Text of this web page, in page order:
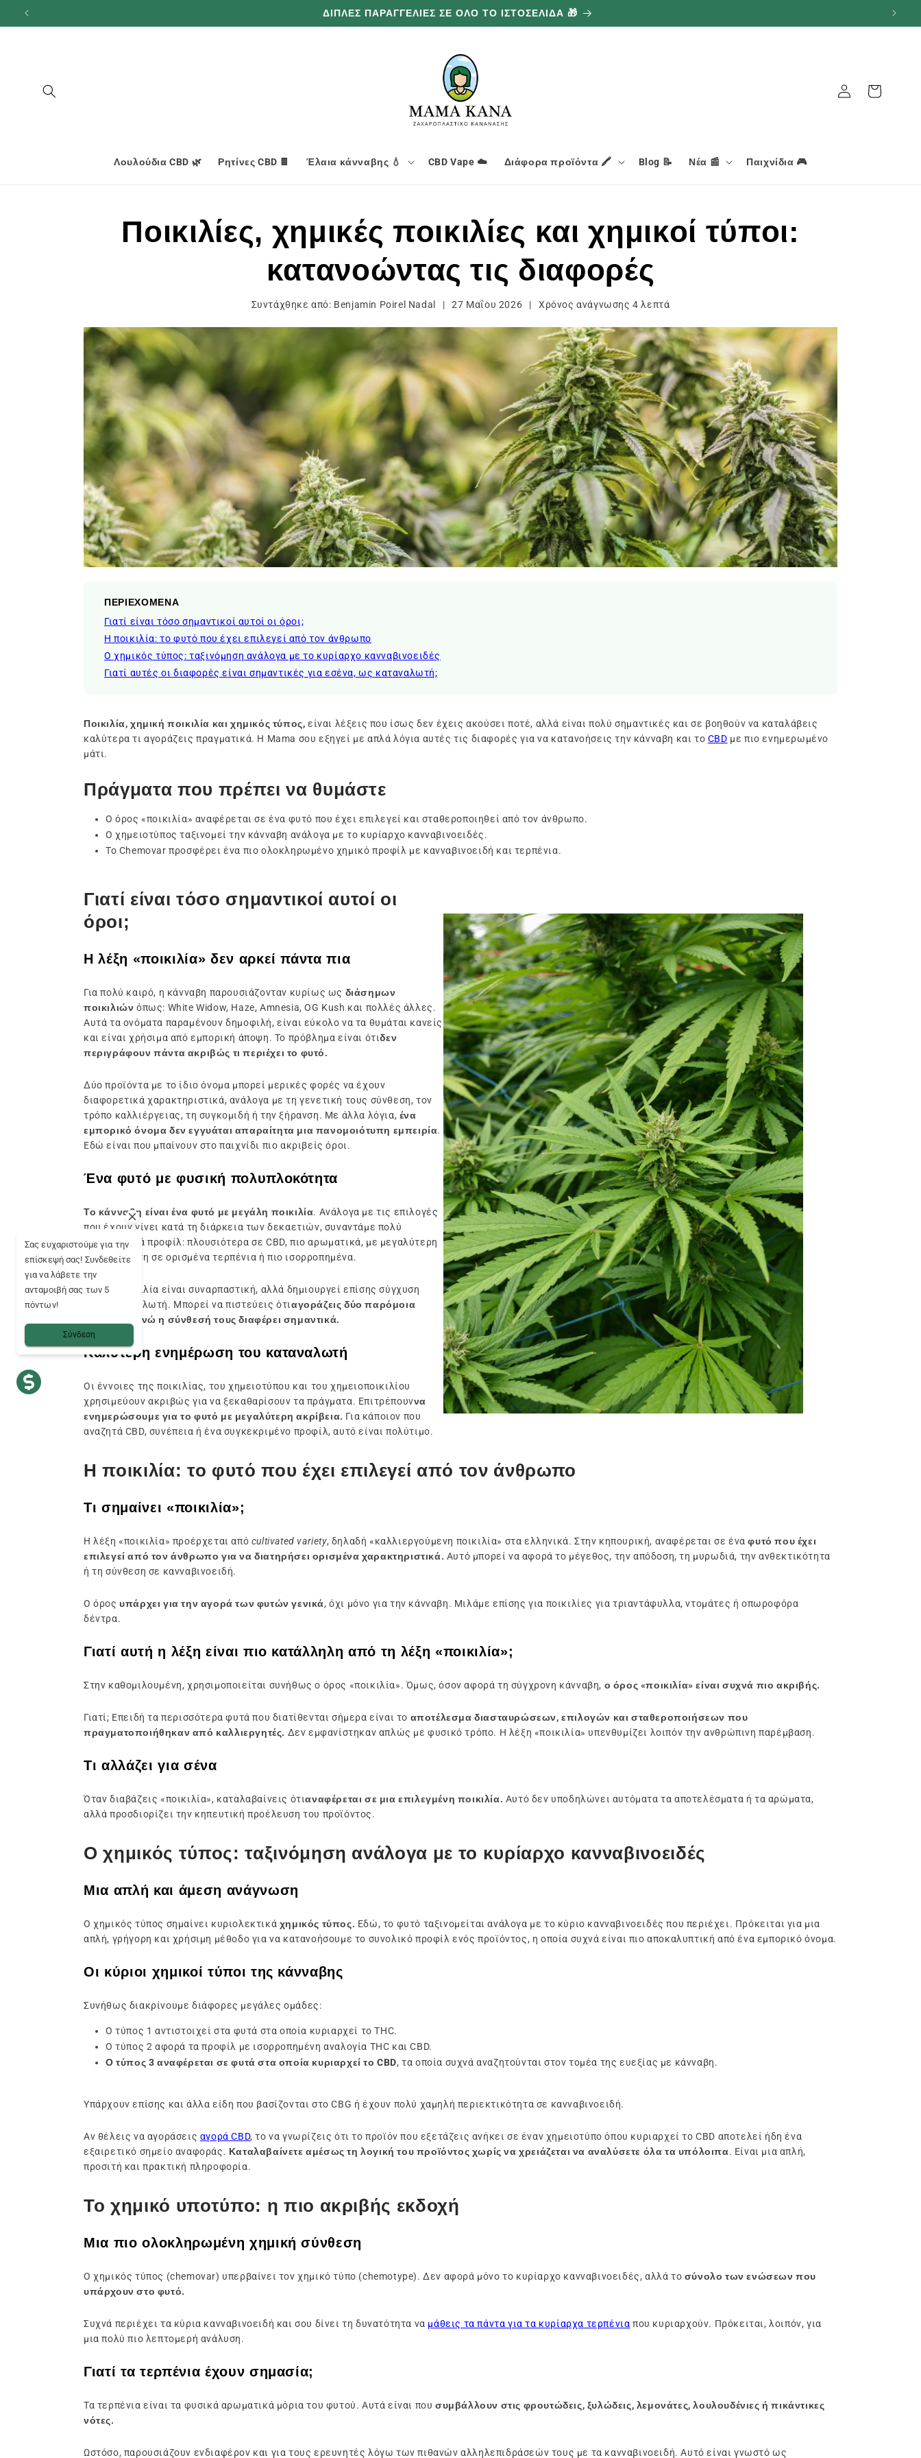
προχωρήστε
στο
ΔΙΠΛΕΣ ΠΑΡΑΓΓΕΛΙΕΣ ΣΕ ΟΛΟ ΤΟ ΙΣΤΟΣΕΛΙΔΑ 🎁
Λουλούδια CBD 🌿 Ρητίνες CBD 🍫 Έλαια κάνναβης 💧 CBD Vape ☁️ Διάφορα προϊόντα 🖍️ Blog 📝 Νέα 📰 Παιχνίδια 🎮
Σύνδεση Καλάθι
Ποικιλίες, χημικές ποικιλίες και χημικοί τύποι:
κατανοώντας τις διαφορές
Συντάχθηκε από: Benjamin Poirel Nadal | 27 Μαΐου 2026 | Χρόνος ανάγνωσης4 λεπτά
ΠΕΡΙΕΧΟΜΕΝΑ
Γιατί είναι τόσο σημαντικοί αυτοί οι όροι;
Η ποικιλία: το φυτό που έχει επιλεγεί από τον άνθρωπο
Ο χημικός τύπος: ταξινόμηση ανάλογα με το κυρίαρχο κανναβινοειδές
Γιατί αυτές οι διαφορές είναι σημαντικές για εσένα, ως καταναλωτή;
Ποικιλία, χημική ποικιλία και χημικός τύπος, είναι λέξεις που ίσως δεν έχεις ακούσει ποτέ, αλλά είναι πολύ σημαντικές και σε βοηθούν να καταλάβεις
καλύτερα τι αγοράζεις πραγματικά. Η Mama σου εξηγεί με απλά λόγια αυτές τις διαφορές για να κατανοήσεις την κάνναβη και το CBD με πιο ενημερωμένο
μάτι.
Πράγματα που πρέπει να θυμάστε
Ο όρος «ποικιλία» αναφέρεται σε ένα φυτό που έχει επιλεγεί και σταθεροποιηθεί από τον άνθρωπο.
Ο χημειοτύπος ταξινομεί την κάνναβη ανάλογα με το κυρίαρχο κανναβινοειδές.
Το Chemovar προσφέρει ένα πιο ολοκληρωμένο χημικό προφίλ με κανναβινοειδή και τερπένια.
Γιατί είναι τόσο σημαντικοί αυτοί οι
όροι;
Η λέξη «ποικιλία» δεν αρκεί πάντα πια
Για πολύ καιρό, η κάνναβη παρουσιάζονταν κυρίως ως διάσημων
ποικιλιών όπως: White Widow, Haze, Amnesia, OG Kush και πολλές άλλες.
Αυτά τα ονόματα παραμένουν δημοφιλή, είναι εύκολο να τα θυμάται κανείς
και είναι χρήσιμα από εμπορική άποψη. Το πρόβλημα είναι ότιδεν
περιγράφουν πάντα ακριβώς τι περιέχει το φυτό.
Δύο προϊόντα με το ίδιο όνομα μπορεί μερικές φορές να έχουν
διαφορετικά χαρακτηριστικά, ανάλογα με τη γενετική τους σύνθεση, τον
τρόπο καλλιέργειας, τη συγκομιδή ή την ξήρανση. Με άλλα λόγια, ένα
εμπορικό όνομα δεν εγγυάται απαραίτητα μια πανομοιότυπη εμπειρία.
Εδώ είναι που μπαίνουν στο παιχνίδι πιο ακριβείς όροι.
Ένα φυτό με φυσική πολυπλοκότητα
Το κάνναβη είναι ένα φυτό με μεγάλη ποικιλία. Ανάλογα με τις επιλογές
που έχουν γίνει κατά τη διάρκεια των δεκαετιών, συναντάμε πολύ
διαφορετικά προφίλ: πλουσιότερα σε CBD, πιο αρωματικά, με μεγαλύτερη
συγκέντρωση σε ορισμένα τερπένια ή πιο ισορροπημένα.
Αυτή η ποικιλία είναι συναρπαστική, αλλά δημιουργεί επίσης σύγχυση
στον καταναλωτή. Μπορεί να πιστεύεις ότιαγοράζεις δύο παρόμοια
προϊόντα, ενώ η σύνθεσή τους διαφέρει σημαντικά.
Καλύτερη ενημέρωση του καταναλωτή
Οι έννοιες της ποικιλίας, του χημειοτύπου και του χημειοποικιλίου
χρησιμεύουν ακριβώς για να ξεκαθαρίσουν τα πράγματα. Επιτρέπουννα
ενημερώσουμε για το φυτό με μεγαλύτερη ακρίβεια. Για κάποιον που
αναζητά CBD, συνέπεια ή ένα συγκεκριμένο προφίλ, αυτό είναι πολύτιμο.
Η ποικιλία: το φυτό που έχει επιλεγεί από τον άνθρωπο
Τι σημαίνει «ποικιλία»;
Η λέξη «ποικιλία» προέρχεται από cultivated variety, δηλαδή «καλλιεργούμενη ποικιλία» στα ελληνικά. Στην κηπουρική, αναφέρεται σε έναφυτό που έχει
επιλεγεί από τον άνθρωπο για να διατηρήσει ορισμένα χαρακτηριστικά. Αυτό μπορεί να αφορά το μέγεθος, την απόδοση, τη μυρωδιά, την ανθεκτικότητα
ή τη σύνθεση σε κανναβινοειδή.
Ο όρος υπάρχει για την αγορά των φυτών γενικά, όχι μόνο για την κάνναβη. Μιλάμε επίσης για ποικιλίες για τριαντάφυλλα, ντομάτες ή οπωροφόρα
δέντρα.
Γιατί αυτή η λέξη είναι πιο κατάλληλη από τη λέξη «ποικιλία»;
Στην καθομιλουμένη, χρησιμοποιείται συνήθως ο όρος «ποικιλία». Όμως, όσον αφορά τη σύγχρονη κάνναβη, ο όρος «ποικιλία» είναι συχνά πιο ακριβής.
Γιατί; Επειδή τα περισσότερα φυτά που διατίθενται σήμερα είναι το αποτέλεσμα διασταυρώσεων, επιλογών και σταθεροποιήσεων που
πραγματοποιήθηκαν από καλλιεργητές. Δεν εμφανίστηκαν απλώς με φυσικό τρόπο. Η λέξη «ποικιλία» υπενθυμίζει λοιπόν την ανθρώπινη παρέμβαση.
Τι αλλάζει για σένα
Όταν διαβάζεις «ποικιλία», καταλαβαίνεις ότιαναφέρεται σε μια επιλεγμένη ποικιλία. Αυτό δεν υποδηλώνει αυτόματα τα αποτελέσματα ή τα αρώματα,
αλλά προσδιορίζει την κηπευτική προέλευση του προϊόντος.
Ο χημικός τύπος: ταξινόμηση ανάλογα με το κυρίαρχο κανναβινοειδές
Μια απλή και άμεση ανάγνωση
Ο χημικός τύπος σημαίνει κυριολεκτικά χημικός τύπος. Εδώ, το φυτό ταξινομείται ανάλογα με το κύριο κανναβινοειδές που περιέχει. Πρόκειται για μια
απλή, γρήγορη και χρήσιμη μέθοδο για να κατανοήσουμε το συνολικό προφίλ ενός προϊόντος, η οποία συχνά είναι πιο αποκαλυπτική από ένα εμπορικό όνομα.
Οι κύριοι χημικοί τύποι της κάνναβης
Συνήθως διακρίνουμε διάφορες μεγάλες ομάδες:
Ο τύπος 1 αντιστοιχεί στα φυτά στα οποία κυριαρχεί το THC.
Ο τύπος 2 αφορά τα προφίλ με ισορροπημένη αναλογία THC και CBD.
Ο τύπος 3 αναφέρεται σε φυτά στα οποία κυριαρχεί το CBD, τα οποία συχνά αναζητούνται στον τομέα της ευεξίας με κάνναβη.
Υπάρχουν επίσης και άλλα είδη που βασίζονται στο CBG ή έχουν πολύ χαμηλή περιεκτικότητα σε κανναβινοειδή.
Αν θέλεις να αγοράσεις αγορά CBD, το να γνωρίζεις ότι το προϊόν που εξετάζεις ανήκει σε έναν χημειοτύπο όπου κυριαρχεί το CBD αποτελεί ήδη ένα
εξαιρετικό σημείο αναφοράς. Καταλαβαίνετε αμέσως τη λογική του προϊόντος χωρίς να χρειάζεται να αναλύσετε όλα τα υπόλοιπα. Είναι μια απλή,
προσιτή και πρακτική πληροφορία.
Το χημικό υποτύπο: η πιο ακριβής εκδοχή
Μια πιο ολοκληρωμένη χημική σύνθεση
Ο χημικός τύπος (chemovar) υπερβαίνει τον χημικό τύπο (chemotype). Δεν αφορά μόνο το κυρίαρχο κανναβινοειδές, αλλά το σύνολο των ενώσεων που
υπάρχουν στο φυτό.
Συχνά περιέχει τα κύρια κανναβινοειδή και σου δίνει τη δυνατότητα να μάθεις τα πάντα για τα κυρίαρχα τερπένια που κυριαρχούν. Πρόκειται, λοιπόν, για
μια πολύ πιο λεπτομερή ανάλυση.
Γιατί τα τερπένια έχουν σημασία;
Τα τερπένια είναι τα φυσικά αρωματικά μόρια του φυτού. Αυτά είναι που συμβάλλουν στις φρουτώδεις, ξυλώδεις, λεμονάτες, λουλουδένιες ή πικάντικες
νότες.
Ωστόσο, παρουσιάζουν ενδιαφέρον και για τους ερευνητές λόγω των πιθανών αλληλεπιδράσεών τους με τα κανναβινοειδή. Αυτό είναι γνωστό ως
Σας ευχαριστούμε για την
επίσκεψή σας! Συνδεθείτε
για να λάβετε την
ανταμοιβή σας των 5
πόντων!
Σύνδεση